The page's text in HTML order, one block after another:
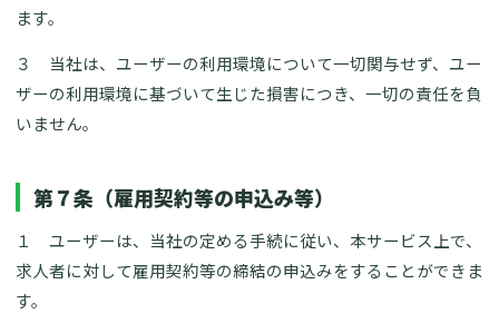
ます。
３ 当社は、ユーザーの利用環境について一切関与せず、ユー
ザーの利用環境に基づいて生じた損害につき、一切の責任を負
いません。
第７条（雇用契約等の申込み等）
１ ユーザーは、当社の定める手続に従い、本サービス上で、
求人者に対して雇用契約等の締結の申込みをすることができま
す。